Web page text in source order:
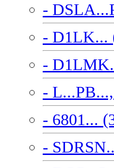
-
- D1LK...
-
-
- 6801...
-